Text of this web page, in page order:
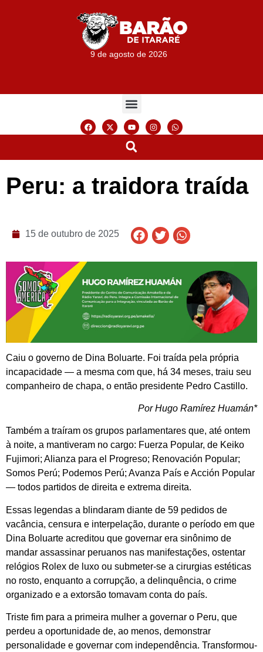
9 de agosto de 2026
Peru: a traidora traída
15 de outubro de 2025
Caiu o governo de Dina Boluarte. Foi traída pela própria
incapacidade — a mesma com que, há 34 meses, traiu seu
companheiro de chapa, o então presidente Pedro Castillo.
Por Hugo Ramírez Huamán*
Também a traíram os grupos parlamentares que, até ontem
à noite, a mantiveram no cargo: Fuerza Popular, de Keiko
Fujimori; Alianza para el Progreso; Renovación Popular;
Somos Perú; Podemos Perú; Avanza País e Acción Popular
— todos partidos de direita e extrema direita.
Essas legendas a blindaram diante de 59 pedidos de
vacância, censura e interpelação, durante o período em que
Dina Boluarte acreditou que governar era sinônimo de
mandar assassinar peruanos nas manifestações, ostentar
relógios Rolex de luxo ou submeter-se a cirurgias estéticas
no rosto, enquanto a corrupção, a delinquência, o crime
organizado e a extorsão tomavam conta do país.
Triste fim para a primeira mulher a governar o Peru, que
perdeu a oportunidade de, ao menos, demonstrar
personalidade e governar com independência. Transformou-